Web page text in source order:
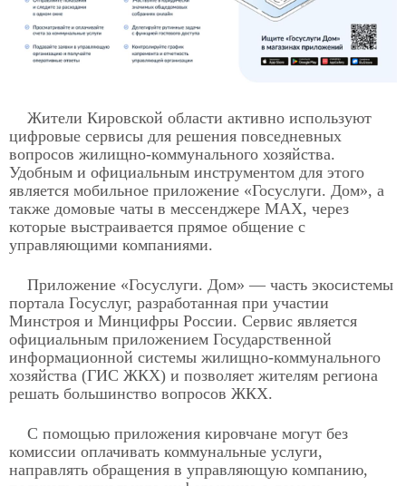
Жители Кировской области активно используют
цифровые сервисы для решения повседневных
вопросов жилищно-коммунального хозяйства.
Удобным и официальным инструментом для этого
является мобильное приложение «Госуслуги. Дом», а
также домовые чаты в мессенджере MAX, через
которые выстраивается прямое общение с
управляющими компаниями.
Приложение «Госуслуги. Дом» — часть экосистемы
портала Госуслуг, разработанная при участии
Минстроя и Минцифры России. Сервис является
официальным приложением Государственной
информационной системы жилищно-коммунального
хозяйства (ГИС ЖКХ) и позволяет жителям региона
решать большинство вопросов ЖКХ.
С помощью приложения кировчане могут без
комиссии оплачивать коммунальные услуги,
направлять обращения в управляющую компанию,